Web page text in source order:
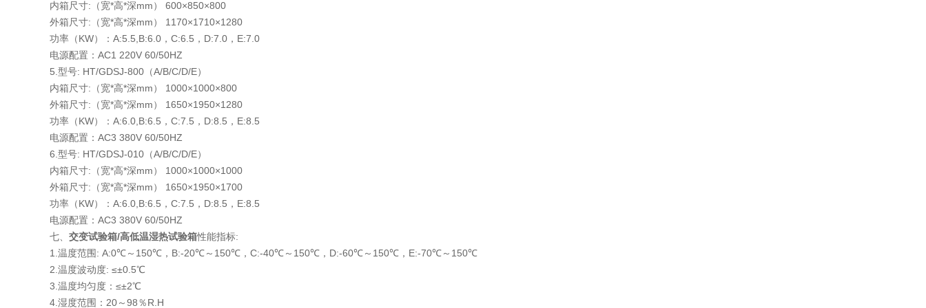
内箱尺寸:（宽*高*深mm） 600×850×800
外箱尺寸:（宽*高*深mm） 1170×1710×1280
功率（KW）：A:5.5,B:6.0，C:6.5，D:7.0，E:7.0
电源配置：AC1 220V 60/50HZ
5.型号: HT/GDSJ-800（A/B/C/D/E）
内箱尺寸:（宽*高*深mm） 1000×1000×800
外箱尺寸:（宽*高*深mm） 1650×1950×1280
功率（KW）：A:6.0,B:6.5，C:7.5，D:8.5，E:8.5
电源配置：AC3 380V 60/50HZ
6.型号: HT/GDSJ-010（A/B/C/D/E）
内箱尺寸:（宽*高*深mm） 1000×1000×1000
外箱尺寸:（宽*高*深mm） 1650×1950×1700
功率（KW）：A:6.0,B:6.5，C:7.5，D:8.5，E:8.5
电源配置：AC3 380V 60/50HZ
七、 交变试验箱/高低温湿热试验箱性能指标:
1.温度范围: A:0℃～150℃，B:-20℃～150℃，C:-40℃～150℃，D:-60℃～150℃，E:-70℃～150℃
2.温度波动度: ≤±0.5℃
3.温度均匀度：≤±2℃
4.湿度范围：20～98％R.H